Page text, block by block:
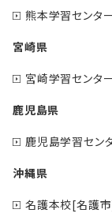
熊本学習センタ
宮崎県
宮崎学習センタ
鹿児島県
鹿児島学習セン
沖縄県
名護本校[名護